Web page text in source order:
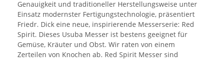
Genauigkeit und traditioneller Herstellungsweise unter
Einsatz modernster Fertigungstechnologie, präsentiert
Friedr. Dick eine neue, inspirierende Messerserie: Red
Spirit. Dieses Usuba Messer ist bestens geeignet für
Gemüse, Kräuter und Obst. Wir raten von einem
Zerteilen von Knochen ab. Red Spirit Messer sind